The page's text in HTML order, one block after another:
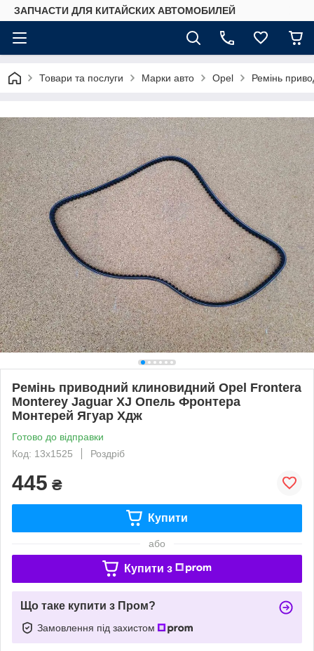
ЗАПЧАСТИ ДЛЯ КИТАЙСКИХ АВТОМОБИЛЕЙ
Товари та послуги Марки авто Opel Ремінь
Ремінь приводний клиновидний Opel Frontera
Monterey Jaguar XJ Опель Фронтера
Монтерей Ягуар Хдж
Готово до відправки
Код: 13х1525
Роздріб
445 ₴
Купити
або
Купити з
Що таке купити з Пром?
Замовлення під захистом